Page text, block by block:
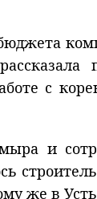
с
и
же в